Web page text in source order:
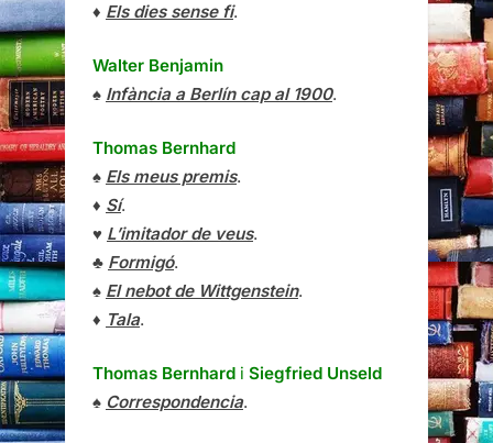
♦ Els dies sense fi.
Walter Benjamin
♠ Infància a Berlín cap al 1900.
Thomas Bernhard
♠ Els meus premis.
♦ Sí.
♥ L’imitador de veus.
♣ Formigó.
♠ El nebot de Wittgenstein.
♦ Tala.
Thomas Bernhard i Siegfried Unseld
♠ Correspondencia.